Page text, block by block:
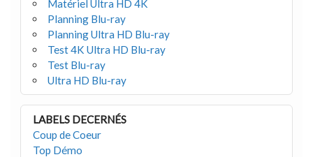
Matériel Ultra HD 4K
Planning Blu-ray
Planning Ultra HD Blu-ray
Test 4K Ultra HD Blu-ray
Test Blu-ray
Ultra HD Blu-ray
LABELS DECERNÉS
Coup de Coeur
Top Démo